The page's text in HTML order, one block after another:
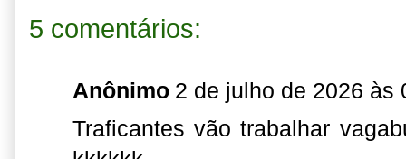
5 comentários:
Anônimo 2 de julho de 2026 às
Traficantes vão trabalhar